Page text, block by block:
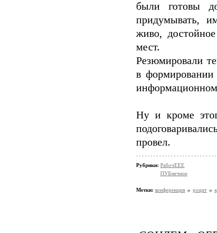
были готовы
придумывать,
живо,
мест.
Резюмировали
в
информационном
Ну и кроме
провел.
Рубрики: РабочЕЕЕ
ПУБличное
Метки: конференция роцит